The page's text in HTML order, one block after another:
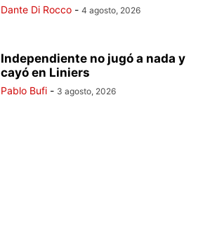
Dante Di Rocco - 4 agosto, 2026
Independiente no jugó a nada y
cayó en Liniers
Pablo Bufi - 3 agosto, 2026